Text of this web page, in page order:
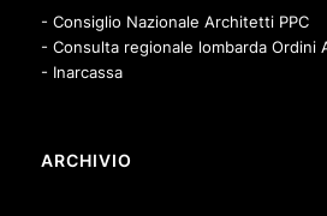
- Consiglio Nazionale Architetti PPC
- Consulta regionale lombarda Ordini
- Inarcassa
ARCHIVIO